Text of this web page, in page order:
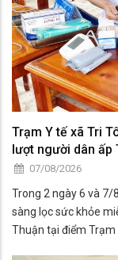
Trạm Y tế xã Tri
lượt người dân ấp
07/08/2026
Trong 2 ngày 6 và 7/
sàng lọc sức khỏe
Thuận tại điểm Trạm